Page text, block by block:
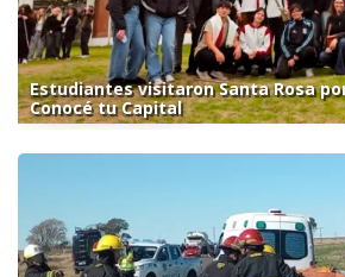
Estudiantes visitaron Santa Rosa
Conocé tu Capital